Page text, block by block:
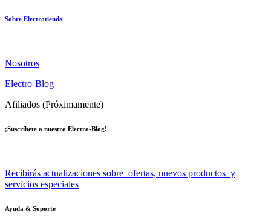
Sobre Electrotienda
Nosotros
Electro-Blog
Afiliados (Próximamente)
¡Suscríbete a nuestro Electro-Blog!
Recibirás actualizaciones sobre ofertas, nuevos productos y
servicios especiales
Ayuda & Soporte